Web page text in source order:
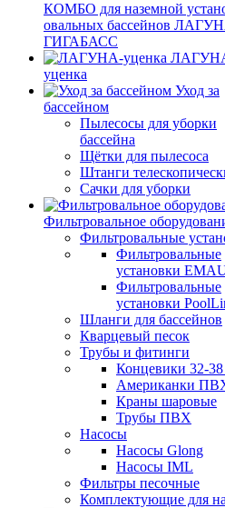
КОМБО для наземной
овальных бассейнов
ГИГАБАСС
уценка
Уход за
бассейном
Пылесосы для уборки
бассейна
Щётки для пылесоса
Штанги
Сачки для уборки
Фильтровальное
Фильтровальные
Фильтровальные
установки
Фильтровальные
установки
Шланги для бассейнов
Кварцевый песок
Трубы и фитинги
Концевики 32-
Американки
Краны шаровые
Трубы ПВХ
Насосы
Насосы Glong
Насосы IML
Фильтры песочные
Комплектующие для